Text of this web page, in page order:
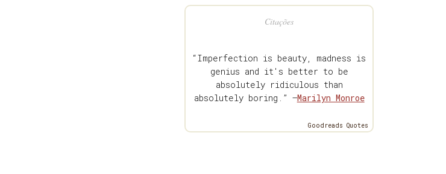
Citações
“Imperfection is beauty, madness is
genius and it's better to be
absolutely ridiculous than
absolutely boring.” —Marilyn Monroe
Goodreads Quotes